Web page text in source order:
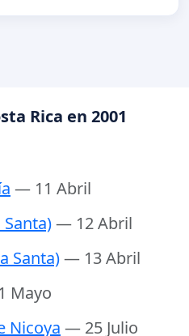
Rica en 2001
— 11 Abril
Santa)— 12 Abril
Santa)— 13 Abril
Mayo
Nicoya — 25 Julio